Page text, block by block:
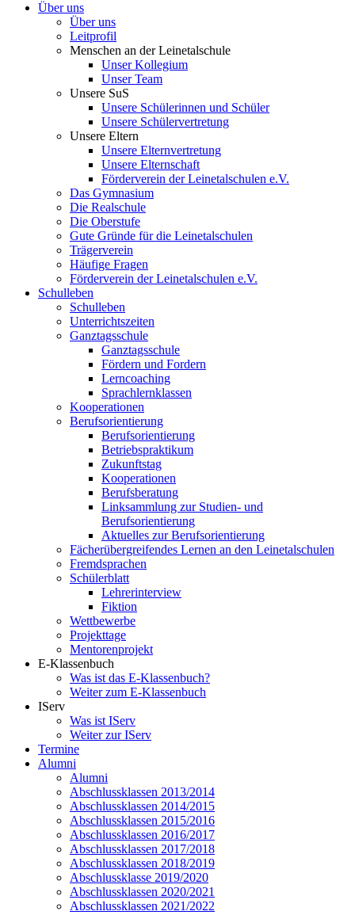
Über uns
Über uns
Leitprofil
Menschen an der Leinetalschule
Unser Kollegium
Unser Team
Unsere SuS
Unsere Schülerinnen und Schüler
Unsere Schülervertretung
Unsere Eltern
Unsere Elternvertretung
Unsere Elternschaft
Förderverein der Leinetalschulen e.V.
Das Gymnasium
Die Realschule
Die Oberstufe
Gute Gründe für die Leinetalschulen
Trägerverein
Häufige Fragen
Förderverein der Leinetalschulen e.V.
Schulleben
Schulleben
Unterrichtszeiten
Ganztagsschule
Ganztagsschule
Fördern und Fordern
Lerncoaching
Sprachlernklassen
Kooperationen
Berufsorientierung
Berufsorientierung
Betriebspraktikum
Zukunftstag
Kooperationen
Berufsberatung
Linksammlung zur Studien- und
Berufsorientierung
Aktuelles zur Berufsorientierung
Fächerübergreifendes Lernen an den Leinetalschulen
Fremdsprachen
Schülerblatt
Lehrerinterview
Fiktion
Wettbewerbe
Projekttage
Mentorenprojekt
E-Klassenbuch
Was ist das E-Klassenbuch?
Weiter zum E-Klassenbuch
IServ
Was ist IServ
Weiter zur IServ
Termine
Alumni
Alumni
Abschlussklassen 2013/2014
Abschlussklassen 2014/2015
Abschlussklassen 2015/2016
Abschlussklassen 2016/2017
Abschlussklassen 2017/2018
Abschlussklassen 2018/2019
Abschlussklasse 2019/2020
Abschlussklassen 2020/2021
Abschlussklassen 2021/2022